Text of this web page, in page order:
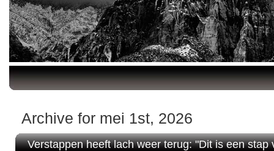
Archive for mei 1st, 2026
Verstappen heeft lach weer terug: "Dit is een stap